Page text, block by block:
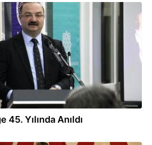
Yılında Anıldı